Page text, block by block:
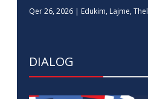
Qer 26, 2026 | Edukim, Lajme,
DIALOG